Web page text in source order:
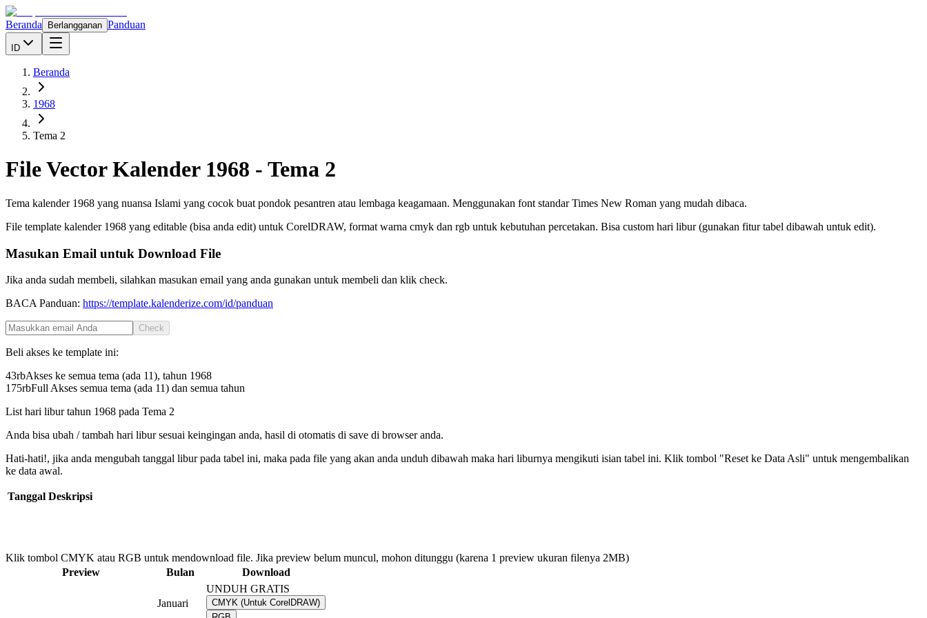
Beranda Berlangganan Panduan
ID
Beranda
1968
Tema 2
File Vector Kalender 1968 - Tema 2
Tema kalender 1968 yang nuansa Islami yang cocok buat pondok pesantren atau lembaga keagamaan. Menggunakan font standar Times New Roman yang mudah dibaca.
File template kalender 1968 yang editable (bisa anda edit) untuk CorelDRAW, format warna cmyk dan rgb untuk kebutuhan percetakan. Bisa custom hari libur (gunakan fitur tabel dibawah untuk edit).
Masukan Email untuk Download File
Jika anda sudah membeli, silahkan masukan email yang anda gunakan untuk membeli dan klik check.
BACA Panduan: https://template.kalenderize.com/id/panduan
Check
Beli akses ke template ini:
43rbAkses ke semua tema (ada 11), tahun 1968
175rbFull Akses semua tema (ada 11) dan semua tahun
List hari libur tahun 1968 pada Tema 2
Anda bisa ubah / tambah hari libur sesuai keingingan anda, hasil di otomatis di save di browser anda.
Hati-hati!, jika anda mengubah tanggal libur pada tabel ini, maka pada file yang akan anda unduh dibawah maka hari liburnya mengikuti isian tabel ini. Klik tombol "Reset ke Data Asli" untuk mengembalikan
ke data awal.
Tanggal Deskripsi
Klik tombol CMYK atau RGB untuk mendownload file. Jika preview belum muncul, mohon ditunggu (karena 1 preview ukuran filenya 2MB)
Preview
Bulan Download
Januari
UNDUH GRATIS
CMYK (Untuk CorelDRAW)